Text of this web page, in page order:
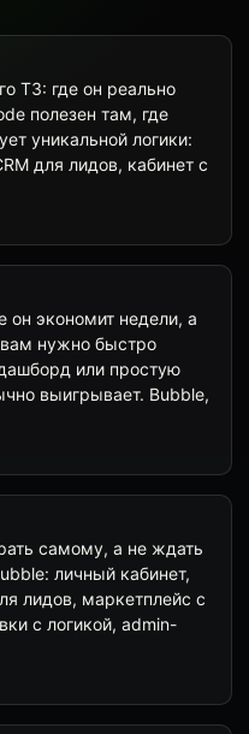
ТЗ: где он реально
полезен там, где
уникальной логики:
для лидов, кабинет с
экономит недели, а
вам нужно быстро
или простую
выигрывает. Bubble,
самому, а не ждать
личный кабинет,
лидов, маркетплейс с
с логикой, admin-